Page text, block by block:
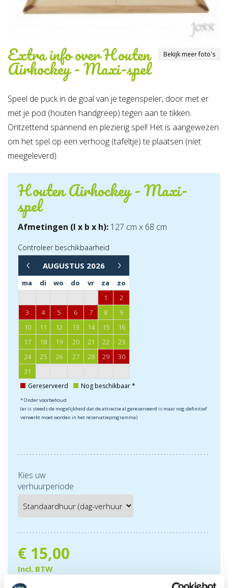
Bekijk meer foto's
Extra info overHouten
Airhockey - Maxi-spel
Speel de puck in de goal van je tegenspeler, door met er
met je pod (houten handgreep) tegen aan te tikken.
Ontzettend spannend en plezierig spel! Het is aangewezen
om het spel op een verhoog (tafeltje) te plaatsen (niet
meegeleverd).
Houten Airhockey - Maxi-
spel
Afmetingen (l x b x h): 127 cm x 68 cm
Controleer beschikbaarheid
AUGUSTUS 2026
ma di wo do vr za
zo
1
2
3
4 5 6 7 8
9
10
11 12 13 14 15
16
17
18 19 20 21 22
23
24
25 26 27 28 29
30
31
Gereserveerd Nog beschikbaar *
* Onder voorbehoud
(er is steeds de mogelijkheid dat de attractie al gereserveerd is maar nog definitief
verwerkt moet worden in het reservatieprogramma)
Kies uw
verhuurperiode
€ 15,00
Incl. BTW